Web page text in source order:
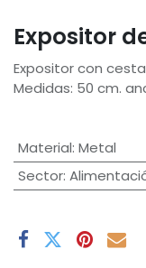
Expositor
Expositor con
Medidas: 50 cm.
Material: Metal
Sector: